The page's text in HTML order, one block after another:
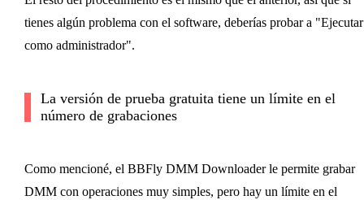
tienes algún problema con el software, deberías probar a "Ejecutar
como administrador".
La versión de prueba gratuita tiene un límite en el
número de grabaciones
Como mencioné, el BBFly DMM Downloader le permite grabar
DMM con operaciones muy simples, pero hay un límite en el